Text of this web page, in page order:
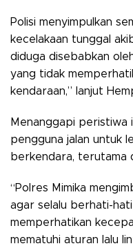
Polisi menyimpulkan
kecelakaan tunggal
diduga disebabkan
yang tidak
kendaraan,” lanjut
Menanggapi peristiwa
pengguna jalan untuk
berkendara, terutama
“Polres Mimika
agar selalu berhati-
memperhatikan
mematuhi aturan lalu